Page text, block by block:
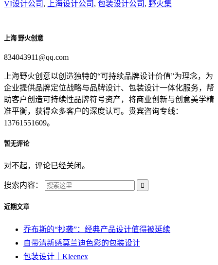
VI设计公司 , 上海设计公司 , 包装设计公司 , 野火集
上海 野火创意
834043911@qq.com
上海野火创意以创造独特的“可持续品牌设计价值”为理念，为
企业提供品牌定位战略与品牌设计、包装设计一体化服务，帮
助客户创造可持续性品牌符号资产，将商业创新与创意美学精
准平衡，获得众多客户的深度认可。贵宾咨询专线：
13761551609。
暂无评论
对不起，评论已经关闭。
搜索内容：
近期文章
乔布斯的“抄袭”：经典产品设计值得被延续
自带清新感莫兰迪色彩的包装设计
包装设计｜Kleenex